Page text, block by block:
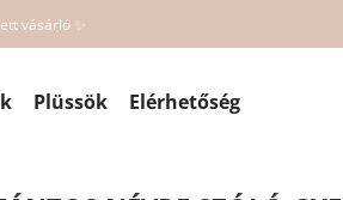
vásárló ✨
Plüssök Elérhetőség